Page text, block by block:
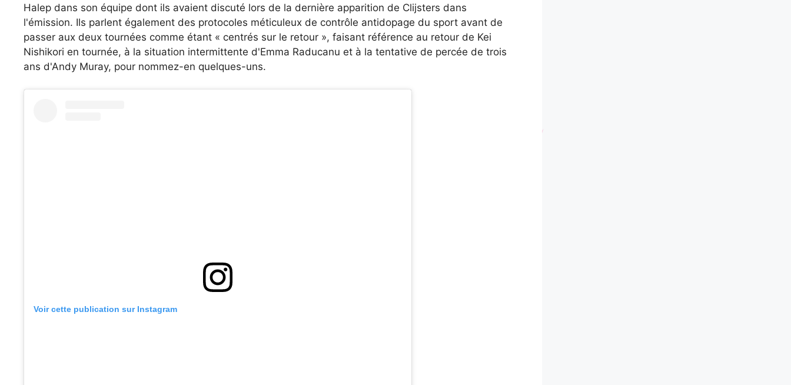
Halep dans son équipe dont ils avaient discuté lors de la dernière apparition de Clijsters dans
l'émission. Ils parlent également des protocoles méticuleux de contrôle antidopage du sport avant de
passer aux deux tournées comme étant « centrés sur le retour », faisant référence au retour de Kei
Nishikori en tournée, à la situation intermittente d'Emma Raducanu et à la tentative de percée de trois
ans d'Andy Muray, pour nommez-en quelques-uns.
Voir cette publication sur Instagram